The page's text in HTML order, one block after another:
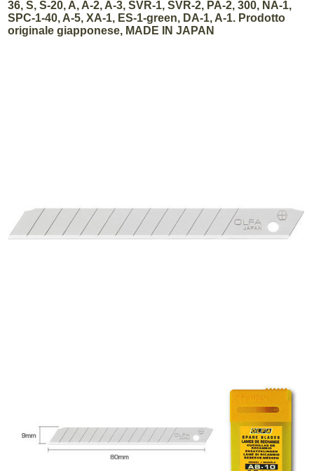
36, S, S-20, A, A-2, A-3, SVR-1, SVR-2, PA-2, 300, NA-1,
SPC-1-40, A-5, XA-1, ES-1-green, DA-1, A-1. Prodotto
originale giapponese, MADE IN JAPAN